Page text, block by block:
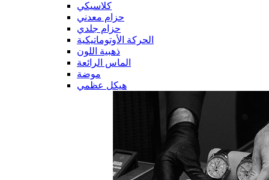
كلاسيكي
حزام معدني
حزام جلدي
الحركة الأوتوماتيكية
ذهبية اللون
الماس الرائعة
موضة
هيكل عظمي